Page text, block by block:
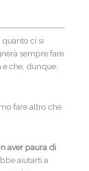
ci si
sempre fare
che, dunque,
fare altro che
aver paura di
aiutarti a